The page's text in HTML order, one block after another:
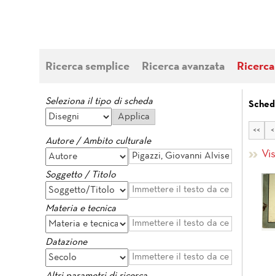
Ricerca semplice Ricerca avanzata
Seleziona il tipo di scheda
Autore / Ambito culturale
Soggetto / Titolo
Materia e tecnica
Datazione
<< <